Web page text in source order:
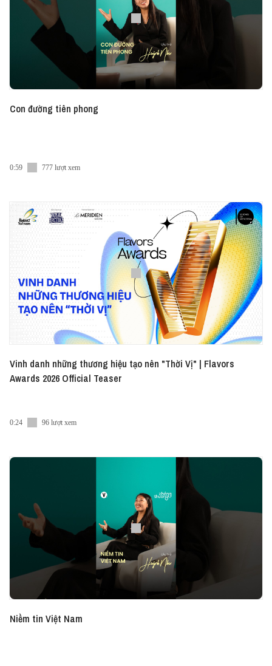
trình phát triển sự nghiệp giữa các thế hệ được mở
ra, nhìn thẳng, và cùng nhau gấp lại. Trở lại trong
diện mạo mới với sự phối hợp từ Vietcetera,
Onboardy & Upzi, Gấp Gap tiếp tục khai mở những
chủ đề được quan tâm hàng đầu, đồng hành cùng
người trẻ, từng bước gấp lại khoảng cách và tự tin
chạm đến sự nghiệp trong mơ của mình.
Con đường tiên phong
0:59 777 lượt xem
Vinh danh những thương hiệu tạo nên "Thời Vị" | Flavors
Awards 2026 Official Teaser
0:24 96 lượt xem
Niềm tin Việt Nam